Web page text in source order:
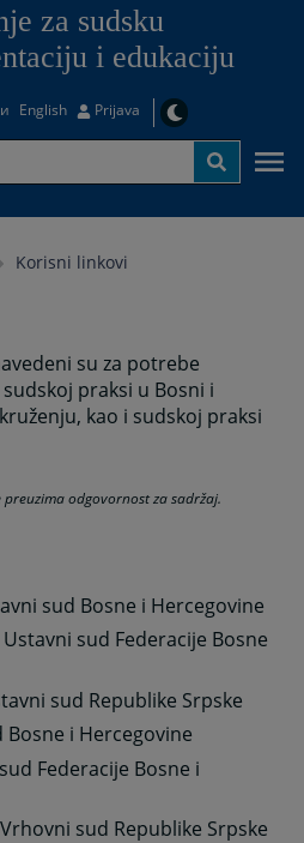
za sudsku
i edukaciju
English Prijava
Korisni linkovi
su za potrebe
praksi u Bosni i
kao i sudskoj praksi
odgovornost za sadržaj.
sud Bosne i Hercegovine
Ustavni sud Federacije Bosne
sud Republike Srpske
Bosne i Hercegovine
Federacije Bosne i
sud Republike Srpske